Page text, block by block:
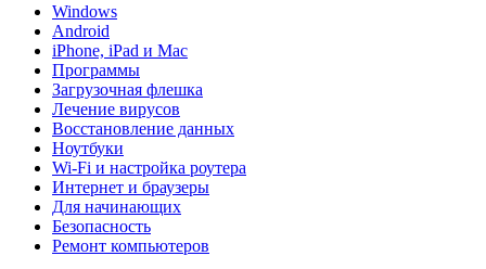
Windows
Android
iPhone, iPad и Mac
Программы
Загрузочная флешка
Лечение вирусов
Восстановление данных
Ноутбуки
Wi-Fi и настройка роутера
Интернет и браузеры
Для начинающих
Безопасность
Ремонт компьютеров